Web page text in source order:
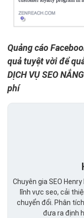
Quảng cáo
quả tuyệt vời để
DỊCH VỤ SEO
phí
Chuyên gia SEO
lĩnh vực seo, cải
chuyển đổi. Phân
đưa ra định